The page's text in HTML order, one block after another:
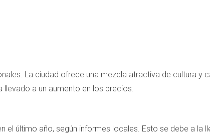
La ciudad ofrece una mezcla atractiva de cultura y
a un aumento en los precios.
el último año, según informes locales. Esto se debe a la